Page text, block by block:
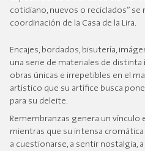
cotidiano, nuevos o reciclados” se
coordinación de la Casa de la Lira.
Encajes, bordados, bisutería,
una serie de materiales de distinta
obras únicas e irrepetibles en el
artístico que su artífice busca
para su deleite.
Remembranzas genera un vínculo
mientras que su intensa
a cuestionarse, a sentir nostalgia,